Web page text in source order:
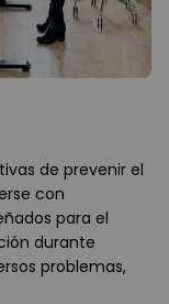
de prevenir el
con
para el
durante
problemas,